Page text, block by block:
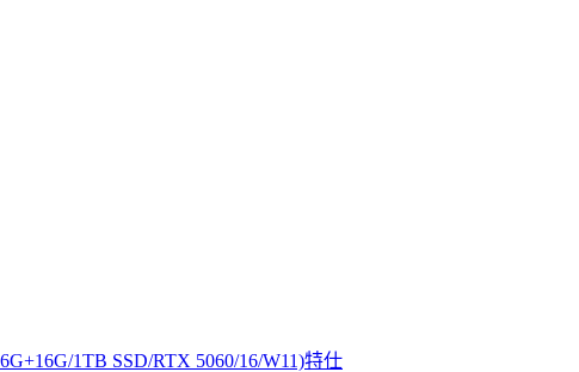
1TB SSD/RTX 5060/16/W11)特仕